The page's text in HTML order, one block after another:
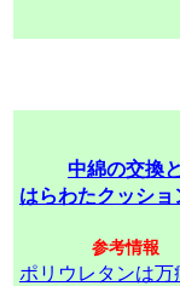
中綿の交換と
はらわたクッショ
参考情報
ポリウレタンは万